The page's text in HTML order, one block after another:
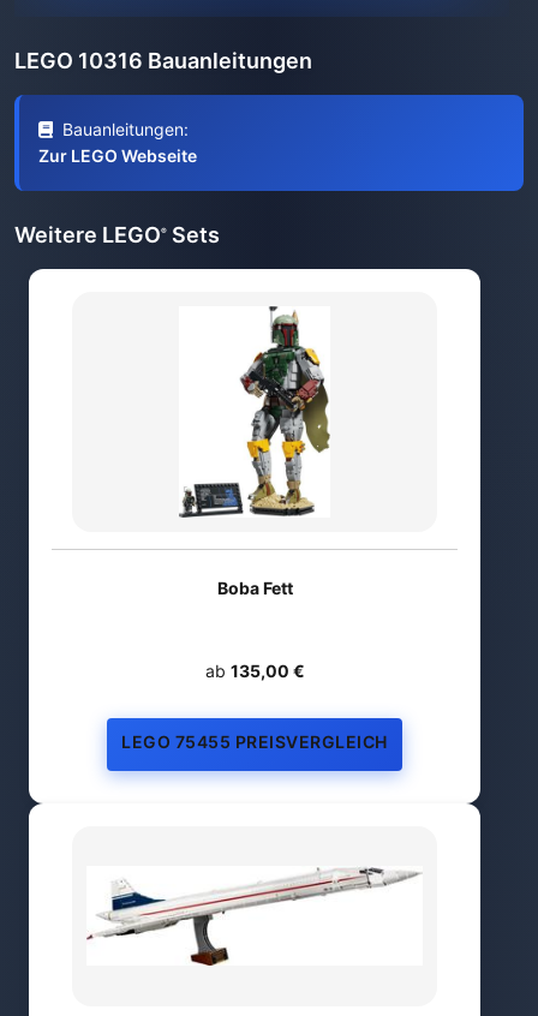
LEGO 10316 Bauanleitungen
Bauanleitungen:
Zur LEGO Webseite
Weitere LEGO® Sets
Boba Fett
ab 135,00 €
LEGO 75455 PREISVERGLEICH